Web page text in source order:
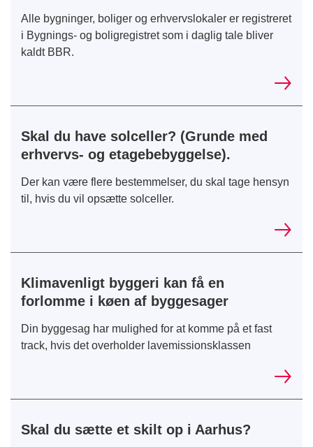
Alle bygninger, boliger og erhvervslokaler er registreret
i Bygnings- og boligregistret som i daglig tale bliver
kaldt BBR.
Skal du have solceller? (Grunde med
erhvervs- og etagebebyggelse).
Der kan være flere bestemmelser, du skal tage hensyn
til, hvis du vil opsætte solceller.
Klimavenligt byggeri kan få en
forlomme i køen af byggesager
Din byggesag har mulighed for at komme på et fast
track, hvis det overholder lavemissionsklassen
Skal du sætte et skilt op i Aarhus?